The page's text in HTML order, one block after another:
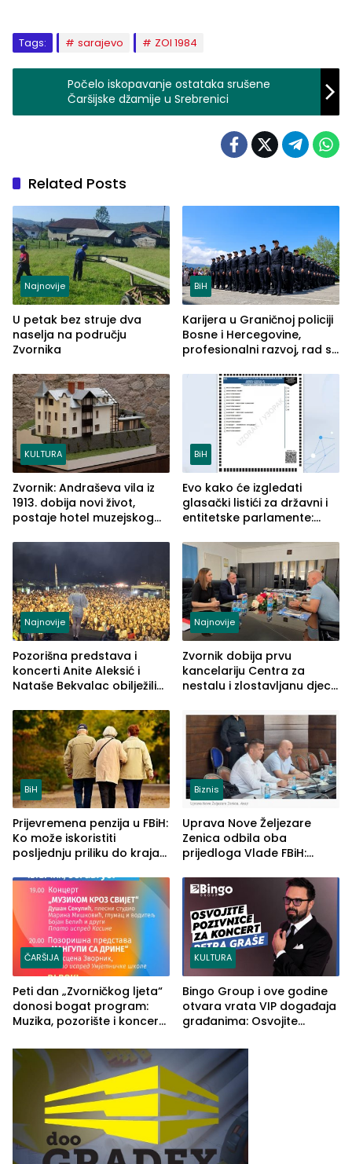
Tags: sarajevo ZOI 1984
Počelo iskopavanje ostataka srušene
Čaršijske džamije u Srebrenici
Related Posts
Najnovije
U petak bez struje dva
naselja na području
Zvornika
BiH
Karijera u Graničnoj policiji
Bosne i Hercegovine,
profesionalni razvoj, rad sa
služba građanima
KULTURA
Zvornik: Andraševa vila iz
1913. dobija novi život,
postaje hotel muzejskog
BiH
Evo kako će izgledati
glasački listići za državni i
entitetske parlamente:
vidljive na njima
Najnovije
Pozorišna predstava i
koncerti Anite Aleksić i
Nataše Bekvalac obilježili
ljeta (FOTO)
Najnovije
Zvornik dobija prvu
kancelariju Centra za
nestalu i zlostavljanu djecu
BiH
Prijevremena penzija u FBiH:
Ko može iskoristiti
posljednju priliku do kraja
Biznis
Uprava Nove Željezare
Zenica odbila oba
prijedloga Vlade FBiH:
rješenje
ČARŠIJA
Peti dan „Zvorničkog ljeta“
donosi bogat program:
Muzika, pozorište i koncert
KULTURA
Bingo Group i ove godine
otvara vrata VIP događaja
građanima: Osvojite
Graše